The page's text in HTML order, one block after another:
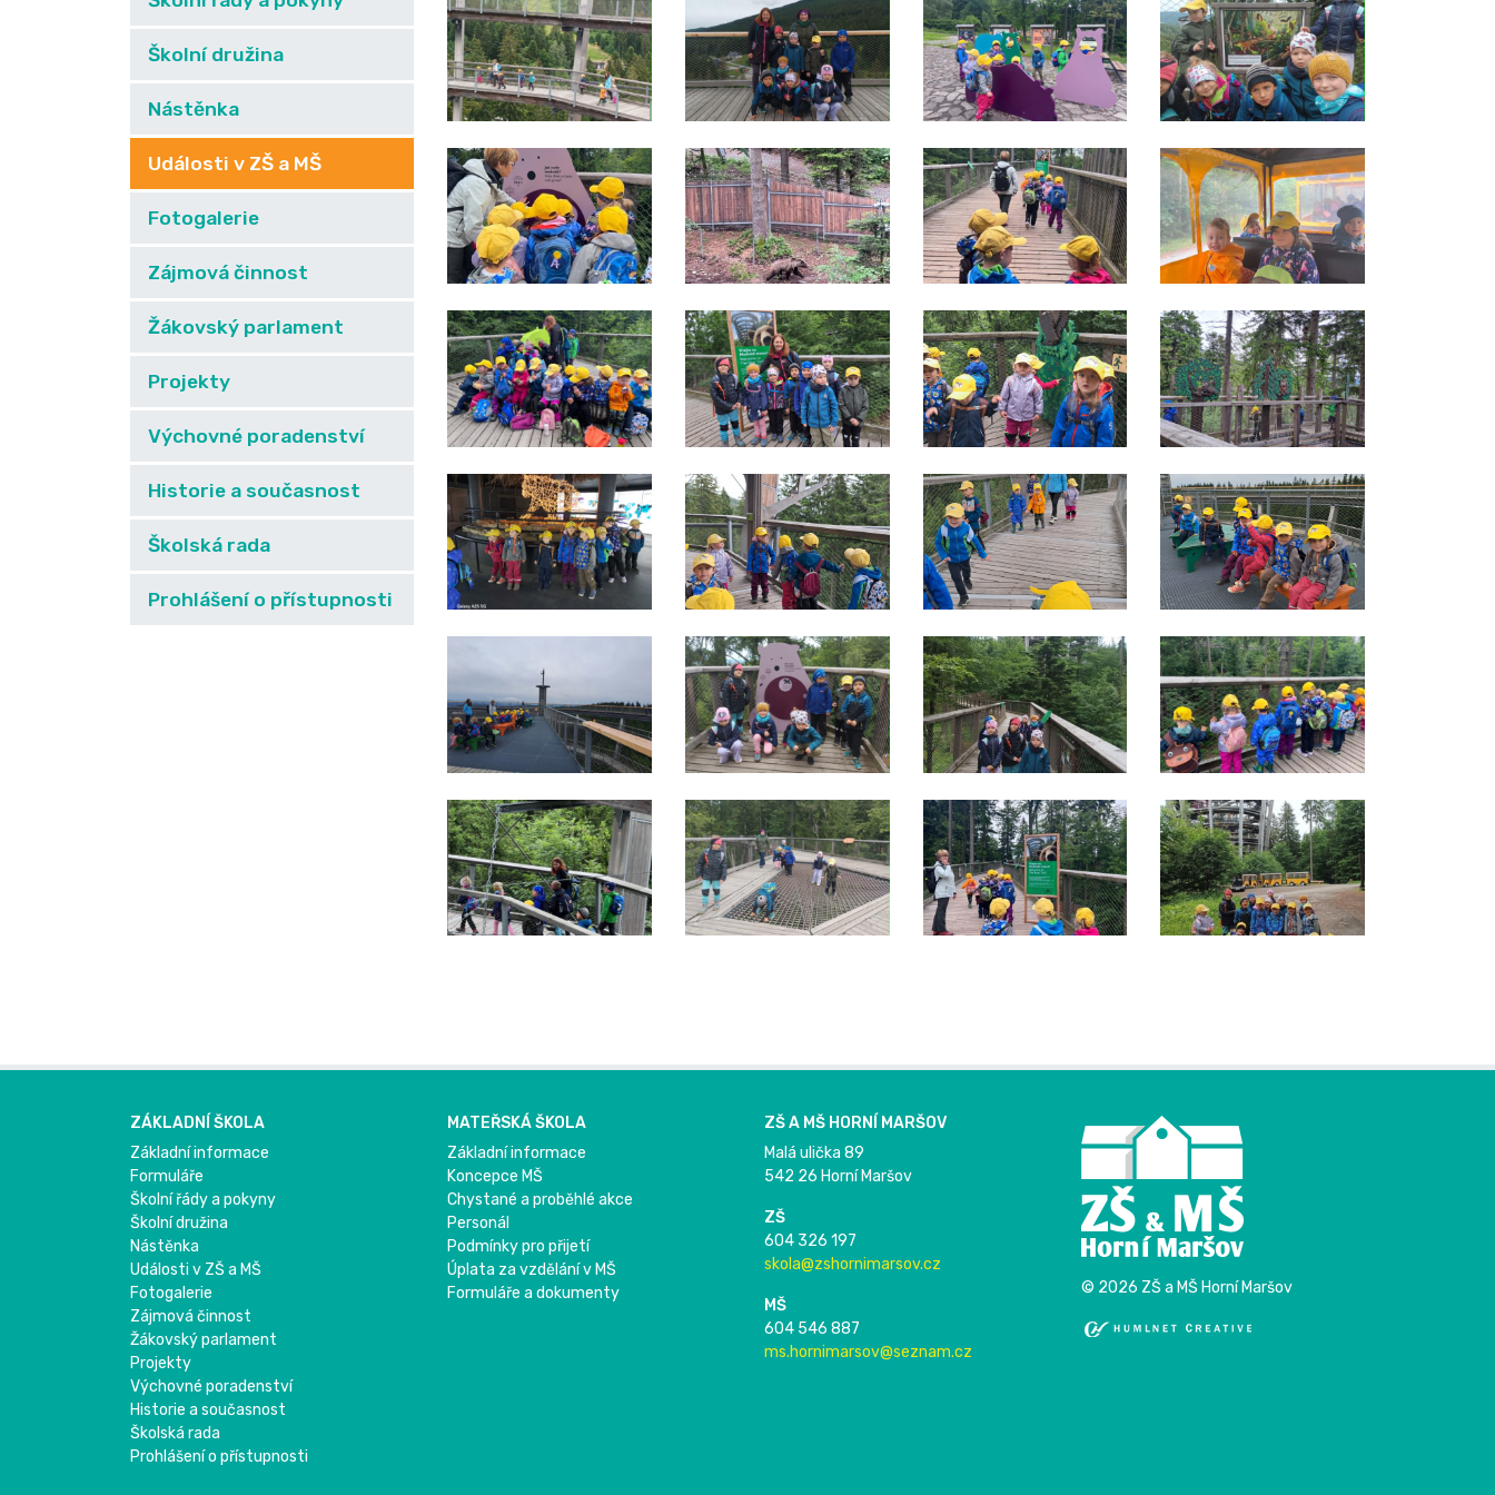
Školní družina
Nástěnka
Události v ZŠ a MŠ
Fotogalerie
Zájmová činnost
Žákovský parlament
Projekty
Výchovné poradenství
Historie a současnost
Školská rada
Prohlášení o přístupnosti
ZÁKLADNÍ ŠKOLA
Základní informace
Formuláře
Školní řády a pokyny
Školní družina
Nástěnka
Události v ZŠ a MŠ
Fotogalerie
Zájmová činnost
Žákovský parlament
Projekty
Výchovné poradenství
Historie a současnost
Školská rada
Prohlášení o přístupnosti
MATEŘSKÁ ŠKOLA
Základní informace
Koncepce MŠ
Chystané a proběhlé akce
Personál
Podmínky pro přijetí
Úplata za vzdělání v MŠ
Formuláře a dokumenty
ZŠ A MŠ HORNÍ MARŠOV
Malá ulička 89
542 26 Horní Maršov
ZŠ
604 326 197
skola@zshornimarsov.cz
MŠ
604 546 887
ms.hornimarsov@seznam.cz
© 2026 ZŠ a MŠ Horní Maršov